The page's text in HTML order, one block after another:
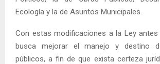
Ecología y la de Asuntos Municipales.
Con estas modificaciones a la Ley antes
busca mejorar el manejo y destino
públicos, a fin de que exista certeza